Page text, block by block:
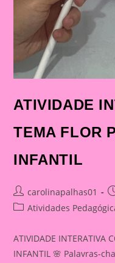
ATIVIDADE
TEMA FLOR
INFANTIL
Post
author:
carolinapalhas01
PostAtividades
ATIVIDADE INTERATIVA
INFANTIL 🌸 Palavras-